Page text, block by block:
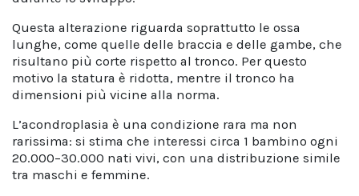
Questa alterazione riguarda soprattutto le ossa
lunghe, come quelle delle braccia e delle gambe, che
risultano più corte rispetto al tronco. Per questo
motivo la statura è ridotta, mentre il tronco ha
dimensioni più vicine alla norma.
L’acondroplasia è una condizione rara ma non
rarissima: si stima che interessi circa 1 bambino ogni
20.000–30.000 nati vivi, con una distribuzione simile
tra maschi e femmine.